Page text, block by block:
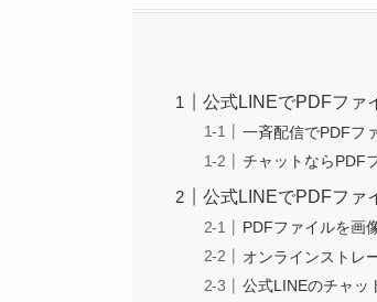
公式LINEでPDFファ
一斉配信でPDFフ
チャットならPDF
公式LINEでPDFファ
PDFファイルを画
オンラインストレ
公式LINEのチャッ